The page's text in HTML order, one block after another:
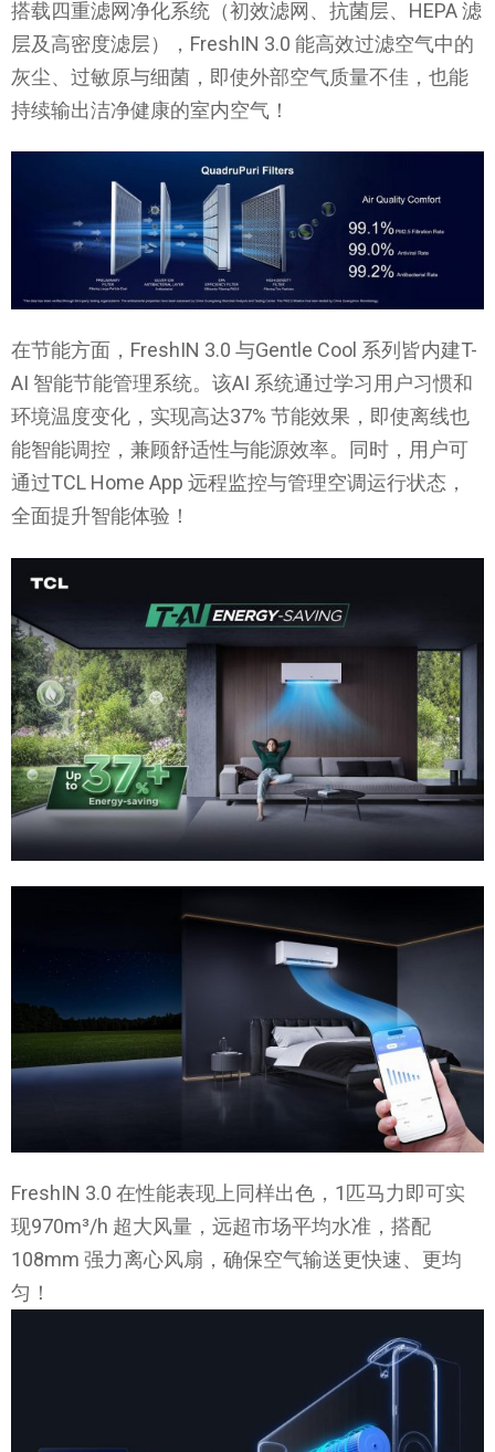
搭载四重滤网净化系统（初效滤网、抗菌层、HEPA 滤
层及高密度滤层），FreshIN 3.0 能高效过滤空气中的
灰尘、过敏原与细菌，即使外部空气质量不佳，也能
持续输出洁净健康的室内空气！
在节能方面，FreshIN 3.0 与Gentle Cool 系列皆内建T-
AI 智能节能管理系统。该AI 系统通过学习用户习惯和
环境温度变化，实现高达37% 节能效果，即使离线也
能智能调控，兼顾舒适性与能源效率。同时，用户可
通过TCL Home App 远程监控与管理空调运行状态，
全面提升智能体验！
FreshIN 3.0 在性能表现上同样出色，1匹马力即可实
现970m³/h 超大风量，远超市场平均水准，搭配
108mm 强力离心风扇，确保空气输送更快速、更均
匀！